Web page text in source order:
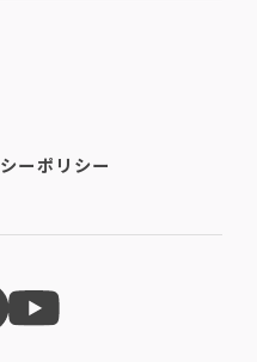
ーポリシー